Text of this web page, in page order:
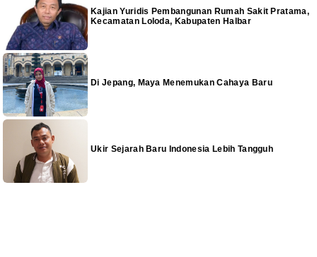
Kajian Yuridis Pembangunan Rumah Sakit Pratama,
Kecamatan Loloda, Kabupaten Halbar
Di Jepang, Maya Menemukan Cahaya Baru
Ukir Sejarah Baru Indonesia Lebih Tangguh